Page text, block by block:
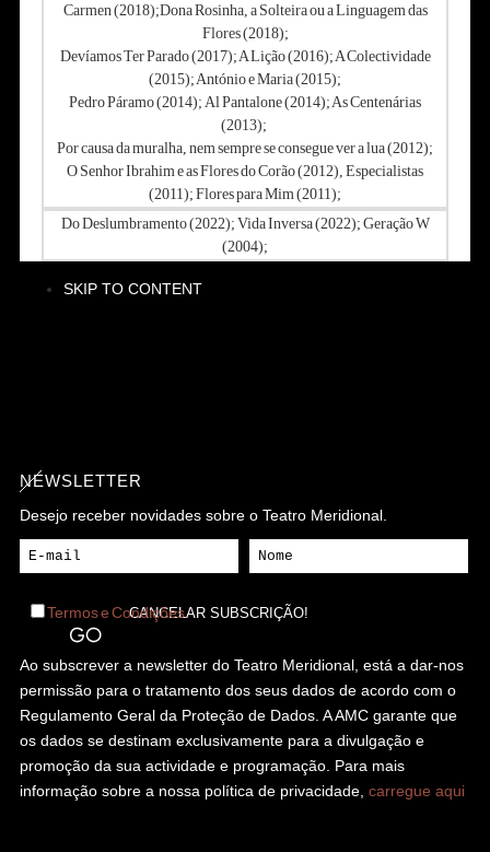
Carmen (2018);Dona Rosinha, a Solteira ou a Linguagem das
Flores (2018);
Devíamos Ter Parado (2017); A Lição (2016); A Colectividade
(2015); António e Maria (2015);
Pedro Páramo (2014); Al Pantalone (2014); As Centenárias
(2013);
Por causa da muralha, nem sempre se consegue ver a lua (2012);
O Senhor Ibrahim e as Flores do Corão (2012), Especialistas
(2011); Flores para Mim (2011);
Do Deslumbramento (2022); Vida Inversa (2022); Geração W
(2004);
SKIP TO CONTENT
NEWSLETTER
Desejo receber novidades sobre o Teatro Meridional.
Termos e Condições
Ao subscrever a newsletter do Teatro Meridional, está a dar-nos
permissão para o tratamento dos seus dados de acordo com o
Regulamento Geral da Proteção de Dados. A AMC garante que
os dados se destinam exclusivamente para a divulgação e
promoção da sua actividade e programação. Para mais
informação sobre a nossa política de privacidade, carregue aqui